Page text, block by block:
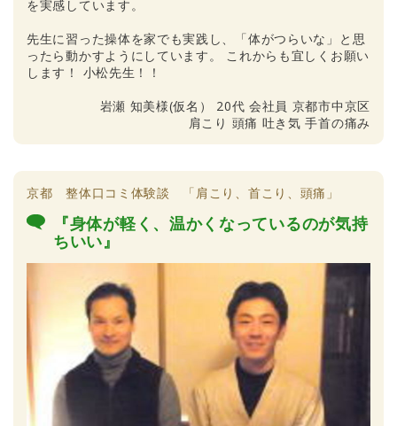
を実感しています。
先生に習った操体を家でも実践し、「体がつらいな」と思
ったら動かすようにしています。 これからも宜しくお願い
します！ 小松先生！！
岩瀬 知美様(仮名） 20代 会社員 京都市中京区
肩こり 頭痛 吐き気 手首の痛み
京都 整体口コミ体験談 「肩こり、首こり、頭痛」
『身体が軽く、温かくなっているのが気持
ちいい』